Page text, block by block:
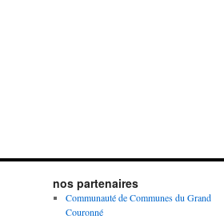
nos partenaires
Communauté de Communes du Grand
Couronné